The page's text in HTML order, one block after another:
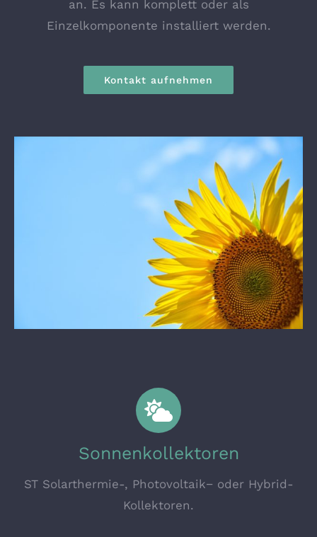
an. Es kann komplett oder als
Einzelkomponente installiert werden.
Kontakt aufnehmen
Sonnenkollektoren
ST Solarthermie-, Photovoltaik− oder Hybrid-
Kollektoren.